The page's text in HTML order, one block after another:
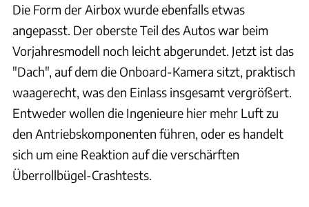
Die Form der Airbox wurde ebenfalls etwas
angepasst. Der oberste Teil des Autos war beim
Vorjahresmodell noch leicht abgerundet. Jetzt ist das
"Dach", auf dem die Onboard-Kamera sitzt, praktisch
waagerecht, was den Einlass insgesamt vergrößert.
Entweder wollen die Ingenieure hier mehr Luft zu
den Antriebskomponenten führen, oder es handelt
sich um eine Reaktion auf die verschärften
Überrollbügel-Crashtests.